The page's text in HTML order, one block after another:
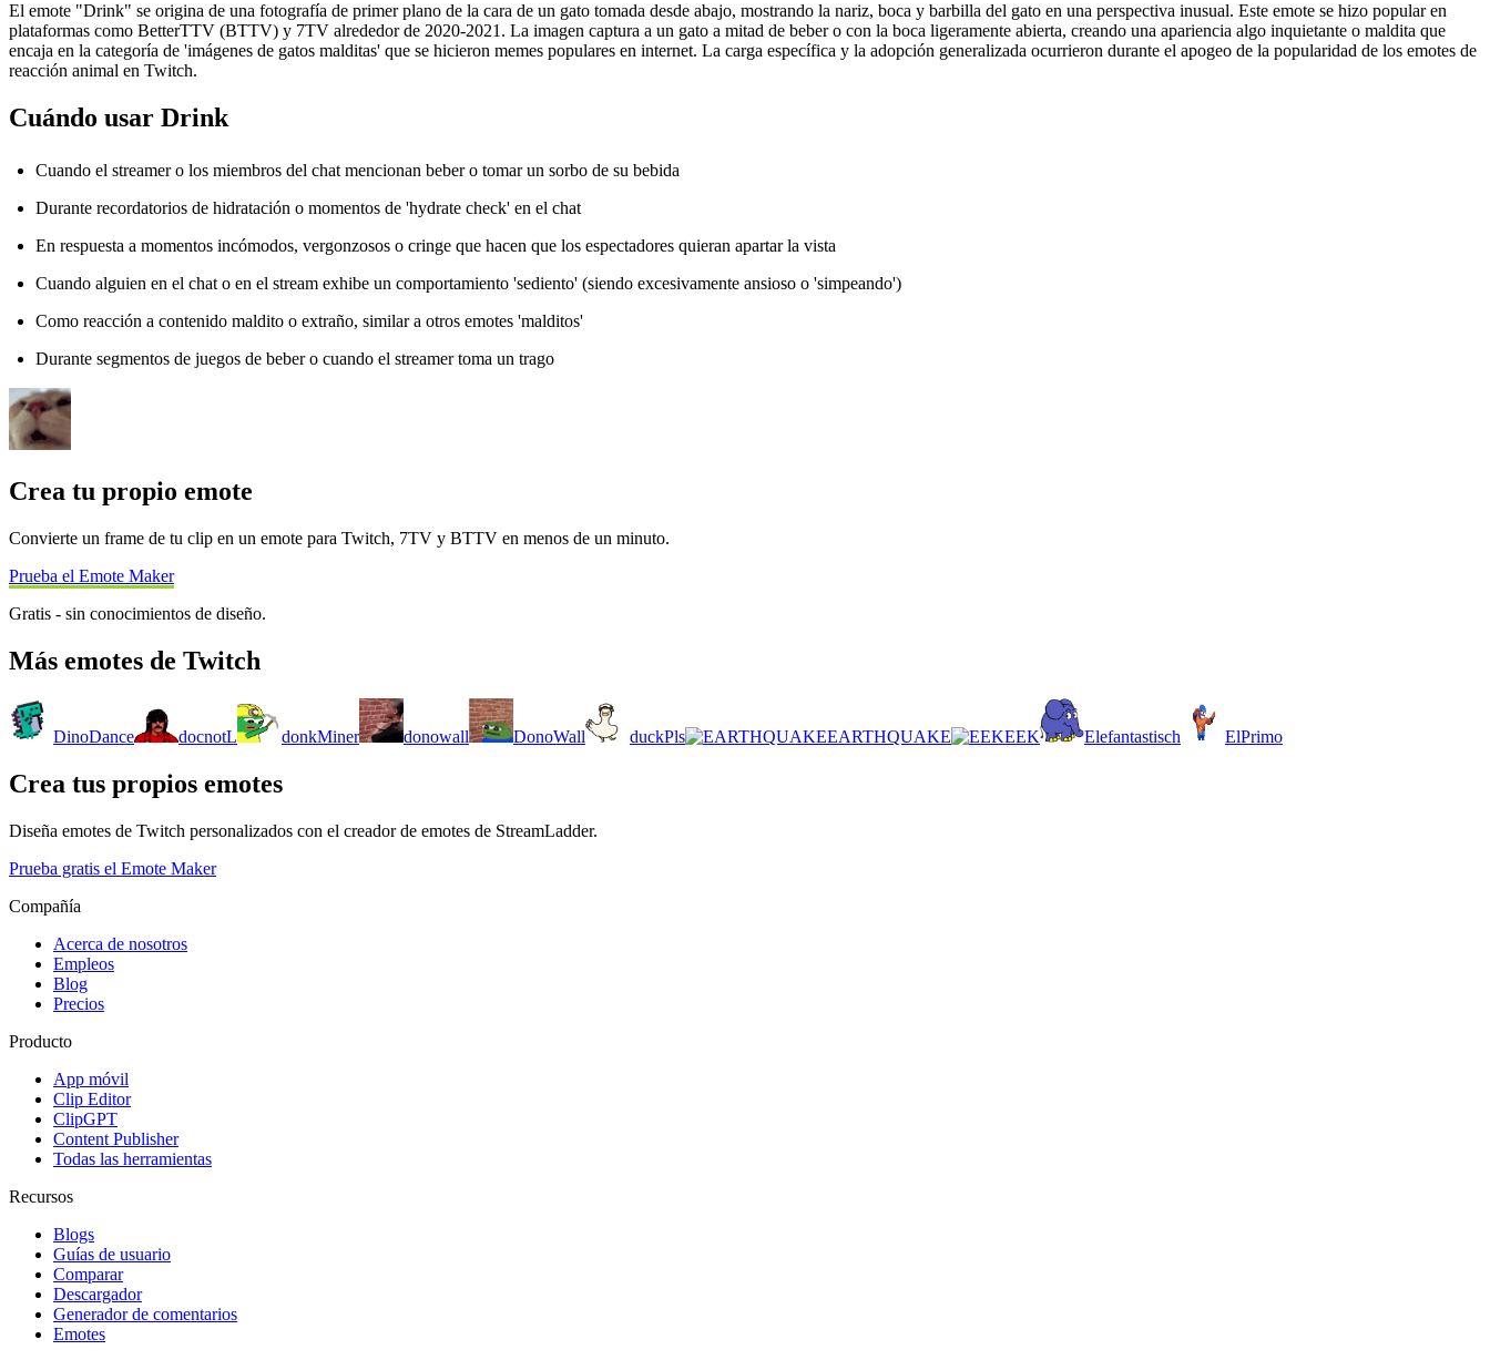
El emote "Drink" se origina de una fotografía de primer plano de la cara de un gato tomada desde abajo, mostrando la nariz, boca y barbilla del gato en una perspectiva inusual. Este emote se hizo popular en
plataformas como BetterTTV (BTTV) y 7TV alrededor de 2020-2021. La imagen captura a un gato a mitad de beber o con la boca ligeramente abierta, creando una apariencia algo inquietante o maldita que
encaja en la categoría de 'imágenes de gatos malditas' que se hicieron memes populares en internet. La carga específica y la adopción generalizada ocurrieron durante el apogeo de la popularidad de los emotes de
reacción animal en Twitch.
Cuándo usar Drink
Cuando el streamer o los miembros del chat mencionan beber o tomar un sorbo de su bebida
Durante recordatorios de hidratación o momentos de 'hydrate check' en el chat
En respuesta a momentos incómodos, vergonzosos o cringe que hacen que los espectadores quieran apartar la vista
Cuando alguien en el chat o en el stream exhibe un comportamiento 'sediento' (siendo excesivamente ansioso o 'simpeando')
Como reacción a contenido maldito o extraño, similar a otros emotes 'malditos'
Durante segmentos de juegos de beber o cuando el streamer toma un trago
Crea tu propio emote
Convierte un frame de tu clip en un emote para Twitch, 7TV y BTTV en menos de un minuto.
Prueba el Emote Maker
Gratis - sin conocimientos de diseño.
Más emotes de Twitch
DinoDance docnotL donkMiner donowall DonoWall duckPls EARTHQUAKE EEK Elefantastisch ElPrimo
Crea tus propios emotes
Diseña emotes de Twitch personalizados con el creador de emotes de StreamLadder.
Prueba gratis el Emote Maker
Compañía
Acerca de nosotros
Empleos
Blog
Precios
Producto
App móvil
Clip Editor
ClipGPT
Content Publisher
Todas las herramientas
Recursos
Blogs
Guías de usuario
Comparar
Descargador
Generador de comentarios
Emotes